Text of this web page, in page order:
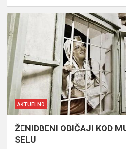
AKTUELNO
ŽENIDBENI OBIČAJI KOD
SELU